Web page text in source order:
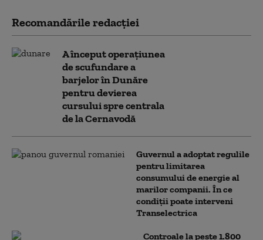
Recomandările redacţiei
A început operațiunea
de scufundare a
barjelor în Dunăre
pentru devierea
cursului spre centrala
de la Cernavodă
Guvernul a adoptat regulile
pentru limitarea
consumului de energie al
marilor companii. În ce
condiții poate interveni
Transelectrica
Controale la peste 1.800